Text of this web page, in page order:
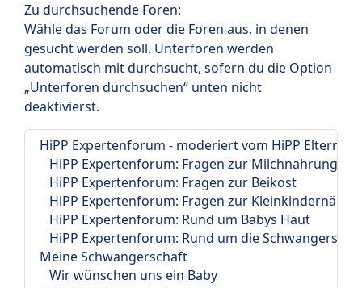
Zu durchsuchende Foren:
Wähle das Forum oder die Foren aus, in denen
gesucht werden soll. Unterforen werden
automatisch mit durchsucht, sofern du die Option
„Unterforen durchsuchen“ unten nicht
deaktivierst.